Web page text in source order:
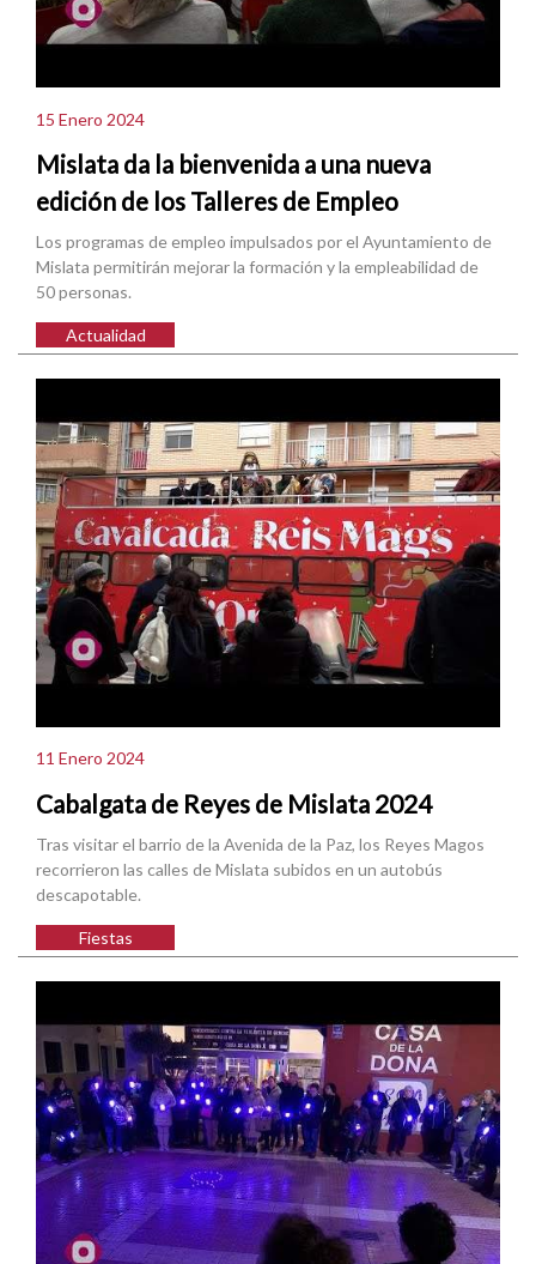
15 Enero 2024
Mislata da la bienvenida a una nueva
edición de los Talleres de Empleo
Los programas de empleo impulsados por el Ayuntamiento de
Mislata permitirán mejorar la formación y la empleabilidad de
50 personas.
Actualidad
11 Enero 2024
Cabalgata de Reyes de Mislata 2024
Tras visitar el barrio de la Avenida de la Paz, los Reyes Magos
recorrieron las calles de Mislata subidos en un autobús
descapotable.
Fiestas